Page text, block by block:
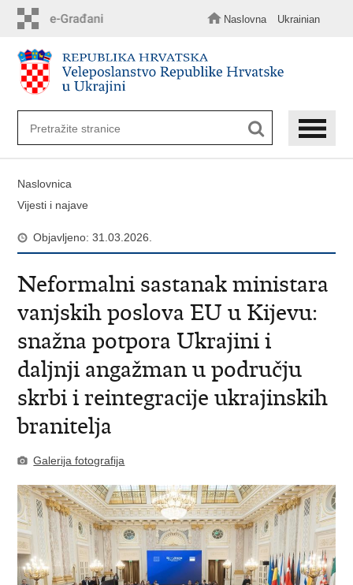
sadržaj
Naslovna Ukrainian
Naslovnica
Vijesti i najave
Objavljeno: 31.03.2026.
Neformalni sastanak ministara
vanjskih poslova EU u Kijevu:
snažna potpora Ukrajini i
daljnji angažman u području
skrbi i reintegracije ukrajinskih
branitelja
Galerija fotografija